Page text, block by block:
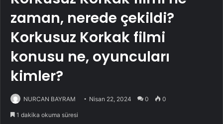
zaman, nerede çekildi?
Korkusuz Korkak filmi
konusu ne, oyuncuları
kimler?
NURCAN BAYRAM Nisan 22, 2024 0 0
1 dakika okuma süresi